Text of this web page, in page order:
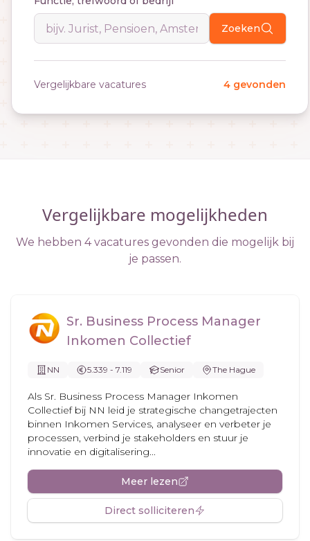
Zoeken
Vergelijkbare vacatures 4 gevonden
Vergelijkbare mogelijkheden
We hebben 4 vacatures gevonden die mogelijk bij
je passen.
Sr. Business Process Manager
Inkomen Collectief
NN 5.339 - 7.119 Senior The Hague
Als Sr. Business Process Manager Inkomen
Collectief bij NN leid je strategische changetrajecten
binnen Inkomen Services, analyseer en verbeter je
processen, verbind je stakeholders en stuur je
innovatie en digitalisering...
Meer lezen
Direct solliciteren